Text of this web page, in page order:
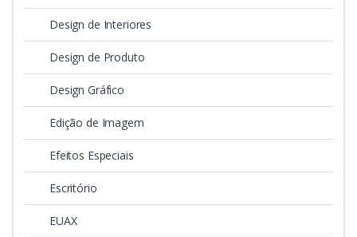
Design de Interiores
Design de Produto
Design Gráfico
Edição de Imagem
Efeitos Especiais
Escritório
EUAX